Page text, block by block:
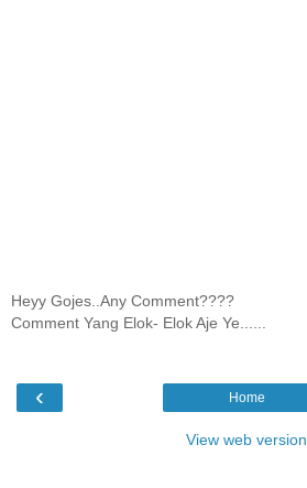
Heyy Gojes..Any Comment????
Comment Yang Elok- Elok Aje Ye......
‹ Home
View web version